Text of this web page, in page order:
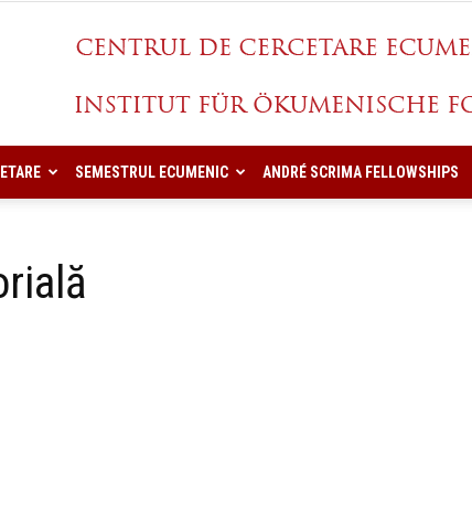
SEMESTRUL ECUMENIC ANDRÉ SCRIMA FELLOWSHIPS